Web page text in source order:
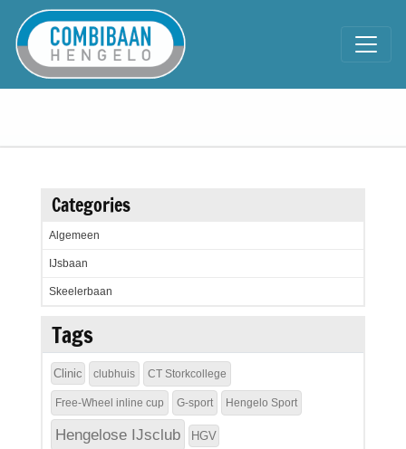
Categories
Algemeen
IJsbaan
Skeelerbaan
Tags
Clinic clubhuis CT Storkcollege
Free-Wheel inline cup G-sport Hengelo Sport
Hengelose IJsclub HGV